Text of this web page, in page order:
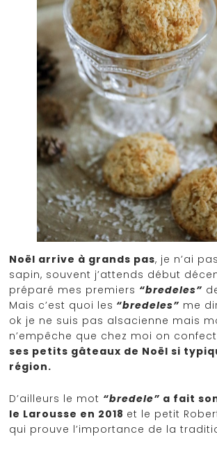
Noël arrive à grands pas, je n’ai
sapin, souvent j’attends début
préparé mes premiers “bredeles”
Mais c’est quoi les “bredeles” me
ok je ne suis pas alsacienne mais
n’empêche que chez moi on
ses petits gâteaux de Noël si
région.
D’ailleurs le mot “bredele” a fait
le Larousse en 2018 et le petit
qui prouve l’importance de la